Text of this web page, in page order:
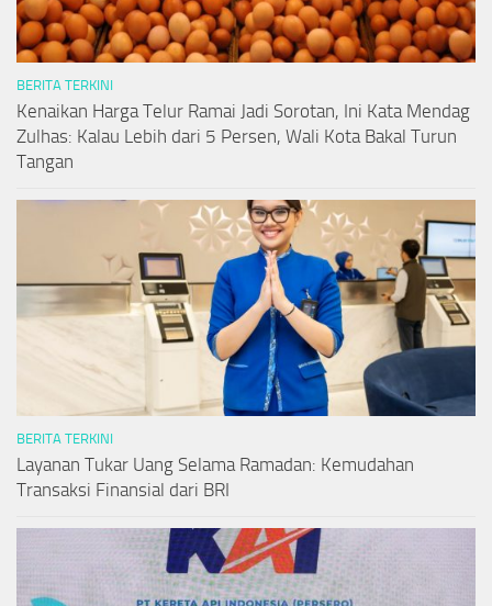
BERITA TERKINI
Kenaikan Harga Telur Ramai Jadi Sorotan, Ini Kata Mendag
Zulhas: Kalau Lebih dari 5 Persen, Wali Kota Bakal Turun
Tangan
BERITA TERKINI
Layanan Tukar Uang Selama Ramadan: Kemudahan
Transaksi Finansial dari BRI